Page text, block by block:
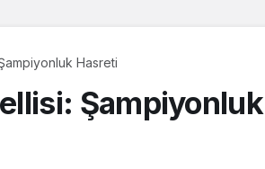
Hasreti
Şampiyonluk